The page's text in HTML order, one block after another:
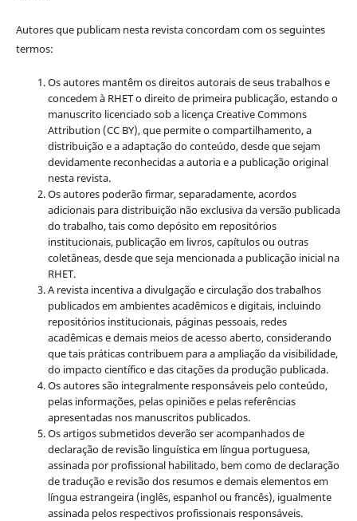
Autores que publicam nesta revista concordam com os seguintes
termos:
Os autores mantêm os direitos autorais de seus trabalhos e
concedem à RHET o direito de primeira publicação, estando o
manuscrito licenciado sob a licençaCreative Commons
Attribution (CC BY), que permite o compartilhamento, a
distribuição e a adaptação do conteúdo, desde que sejam
devidamente reconhecidas a autoria e a publicação original
nesta revista.
Os autores poderão firmar, separadamente, acordos
adicionais para distribuição não exclusiva da versão publicada
do trabalho, tais como depósito em repositórios
institucionais, publicação em livros, capítulos ou outras
coletâneas, desde que seja mencionada a publicação inicial na
RHET.
A revista incentiva a divulgação e circulação dos trabalhos
publicados em ambientes acadêmicos e digitais, incluindo
repositórios institucionais, páginas pessoais, redes
acadêmicas e demais meios de acesso aberto, considerando
que tais práticas contribuem para a ampliação da visibilidade,
do impacto científico e das citações da produção publicada.
Os autores são integralmente responsáveis pelo conteúdo,
pelas informações, pelas opiniões e pelas referências
apresentadas nos manuscritos publicados.
Os artigos submetidos deverão ser acompanhados de
declaração de revisão linguística em língua portuguesa,
assinada por profissional habilitado, bem como de declaração
de tradução e revisão dos resumos e demais elementos em
língua estrangeira (inglês, espanhol ou francês), igualmente
assinada pelos respectivos profissionais responsáveis.